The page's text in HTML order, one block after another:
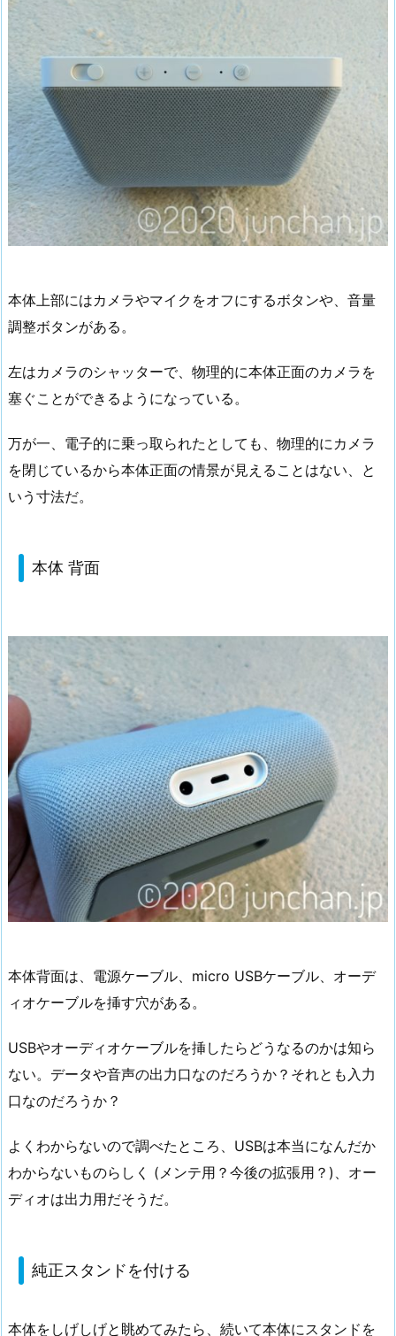
本体上部にはカメラやマイクをオフにするボタンや、音量
調整ボタンがある。
左はカメラのシャッターで、物理的に本体正面のカメラを
塞ぐことができるようになっている。
万が一、電子的に乗っ取られたとしても、物理的にカメラ
を閉じているから本体正面の情景が見えることはない、と
いう寸法だ。
本体 背面
本体背面は、電源ケーブル、micro USBケーブル、オーデ
ィオケーブルを挿す穴がある。
USBやオーディオケーブルを挿したらどうなるのかは知ら
ない。データや音声の出力口なのだろうか？それとも入力
口なのだろうか？
よくわからないので調べたところ、USBは本当になんだか
わからないものらしく (メンテ用？今後の拡張用？)、オー
ディオは出力用だそうだ。
純正スタンドを付ける
本体をしげしげと眺めてみたら、続いて本体にスタンドを